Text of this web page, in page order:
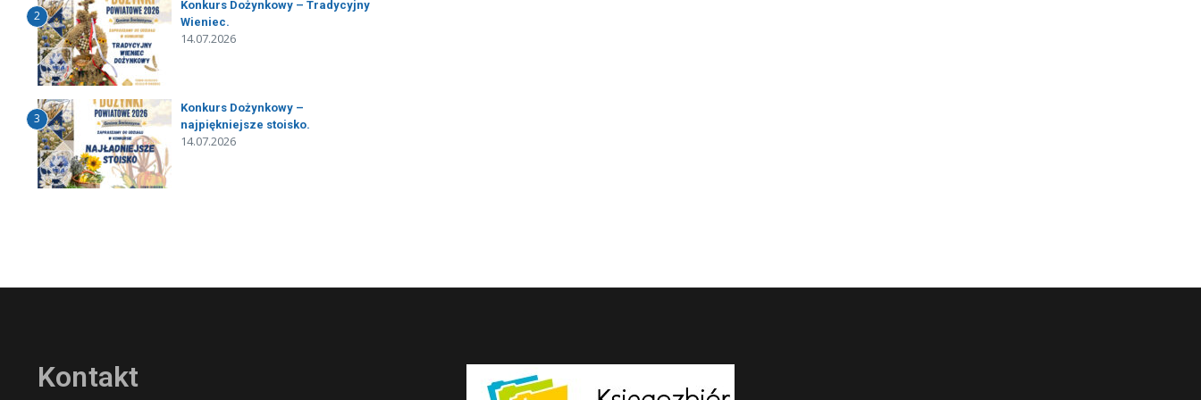
2
Konkurs Dożynkowy – Tradycyjny
Wieniec.
14.07.2026
3
Konkurs Dożynkowy –
najpiękniejsze stoisko.
14.07.2026
Kontakt